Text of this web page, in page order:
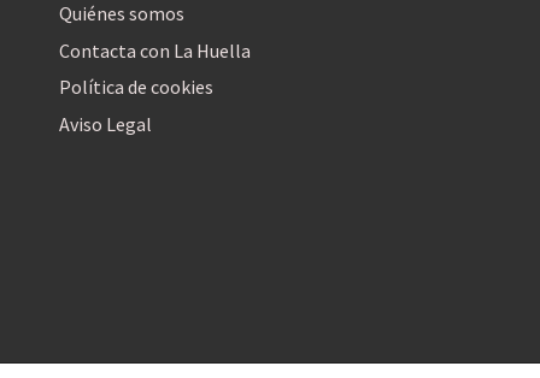
Quiénes somos
Contacta con La Huella
Política de cookies
Aviso Legal